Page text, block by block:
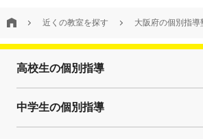
近くの教室を探す 大阪府の個別指導
高校生の個別指導
中学生の個別指導